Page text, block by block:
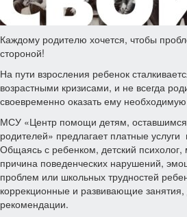
Каждому родителю хочется, чтобы
стороной!
На пути взросления ребенок
возрастными кризисами, и не всегда
своевременно оказать ему
МСУ «Центр помощи детям, оставшимся
родителей» предлагает платные услуги
Общаясь с ребенком, детский психолог,
причина поведенческих нарушений,
проблем или школьных трудностей
коррекционные и развивающие
рекомендации.